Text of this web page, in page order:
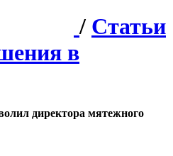
/ Статьи
в
директора мятежного